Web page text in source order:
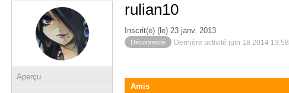
Aperçu
rulian10
Inscrit(e) (le) 23 janv. 2013
Déconnecté Dernière activité juin 18 2014 13:58
Amis